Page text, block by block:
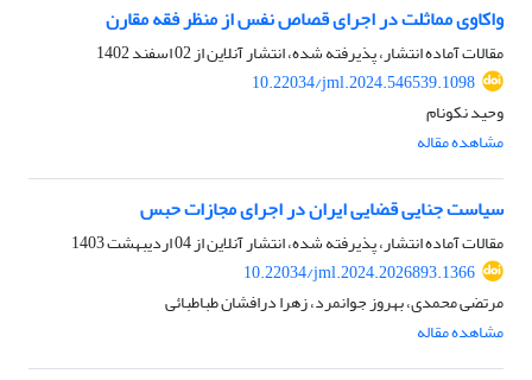
واکاوی مماثلت در اجرای قصاص نفس از منظر فقه مقارن
مقالات آماده انتشار، پذیرفته شده، انتشار آنلاین از02 اسفند 1402
10.22034/jml.2024.546539.1098
وحید نکونام
مشاهده مقاله
سیاست جنایی قضایی ایران در اجرای مجازات حبس
مقالات آماده انتشار، پذیرفته شده، انتشار آنلاین از04 اردیبهشت 1403
10.22034/jml.2024.2026893.1366
مرتضی محمدی، بهروز جوانمرد، زهرا درافشان طباطبائی
مشاهده مقاله